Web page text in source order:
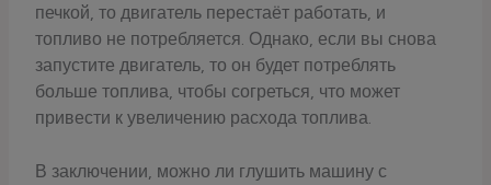
печкой, то двигатель перестаёт работать, и
топливо не потребляется. Однако, если вы снова
запустите двигатель, то он будет потреблять
больше топлива, чтобы согреться, что может
привести к увеличению расхода топлива.
В заключении, можно ли глушить машину с